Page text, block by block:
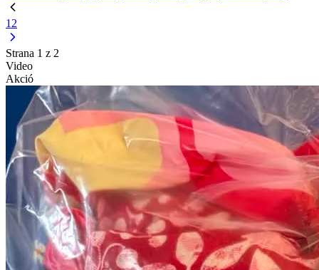
1 2
Strana 1 z 2
Video
Akció